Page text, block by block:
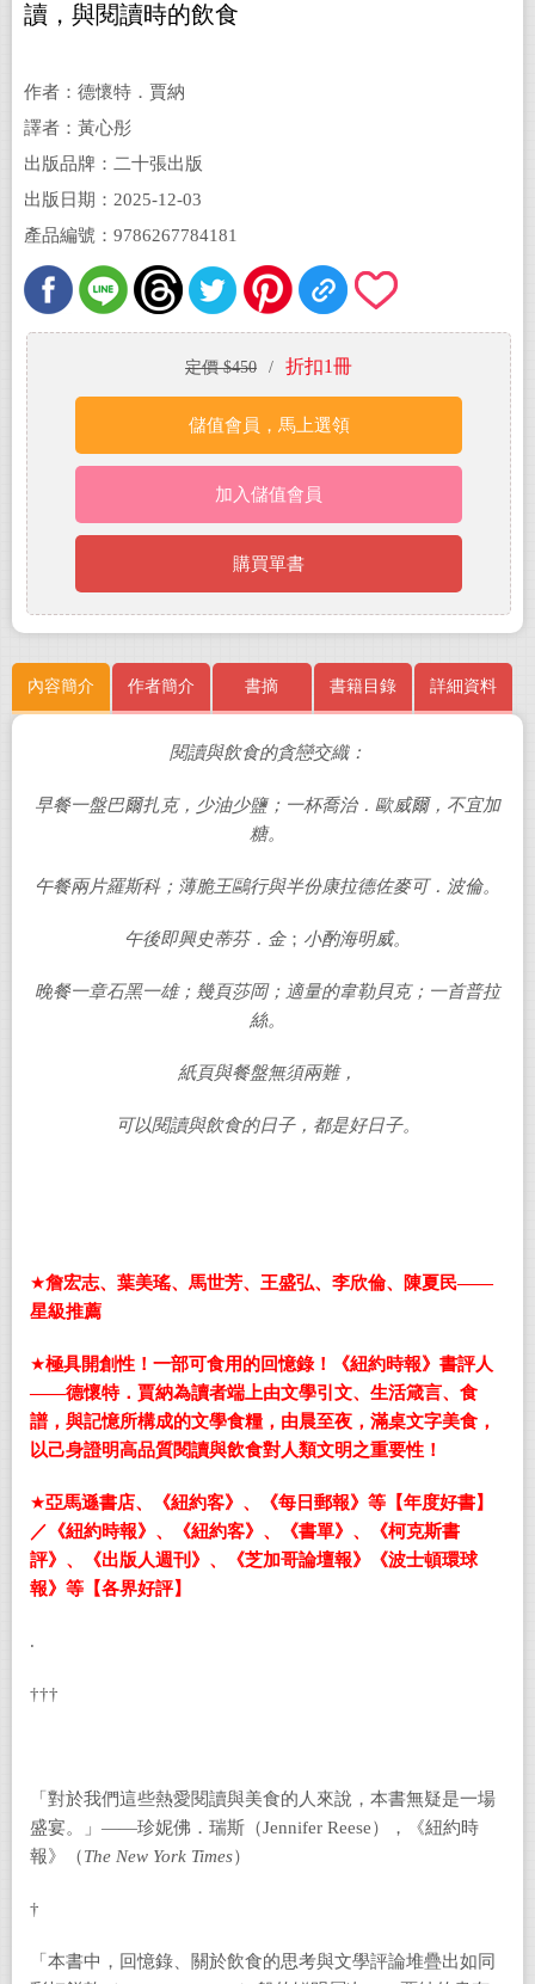
讀，與閱讀時的飲食
作者：德懷特．賈納
譯者：黃心彤
出版品牌：二十張出版
出版日期：2025-12-03
產品編號：9786267784181
定價 $450 / 折扣1冊
儲值會員，馬上選領
加入儲值會員
購買單書
內容簡介 作者簡介 書摘 書籍目錄 詳細資料
閱讀與飲食的貪戀交織：
早餐一盤巴爾扎克，少油少鹽；一杯喬治．歐威爾，不宜加
糖。
午餐兩片羅斯科；薄脆王鷗行與半份康拉德佐麥可．波倫。
午後即興史蒂芬．金； 小酌海明威。
晚餐一章石黑一雄；幾頁莎岡；適量的韋勒貝克；一首普拉
絲。
紙頁與餐盤無須兩難，
可以閱讀與飲食的日子，都是好日子。
★詹宏志、葉美瑤、馬世芳、王盛弘、李欣倫、陳夏民——
星級推薦
★極具開創性！一部可食用的回憶錄！《紐約時報》書評人
——德懷特．賈納為讀者端上由文學引文、生活箴言、食
譜，與記憶所構成的文學食糧，由晨至夜，滿桌文字美食，
以己身證明高品質閱讀與飲食對人類文明之重要性！
★亞馬遜書店、《紐約客》、《每日郵報》等【年度好書】
／《紐約時報》、《紐約客》、《書單》、《柯克斯書
評》、《出版人週刊》、《芝加哥論壇報》《波士頓環球
報》等【各界好評】
.
†††
「對於我們這些熱愛閱讀與美食的人來說，本書無疑是一場
盛宴。」——珍妮佛．瑞斯（Jennifer Reese），《紐約時
報》（The New York Times）
†
「本書中，回憶錄、關於飲食的思考與文學評論堆疊出如同